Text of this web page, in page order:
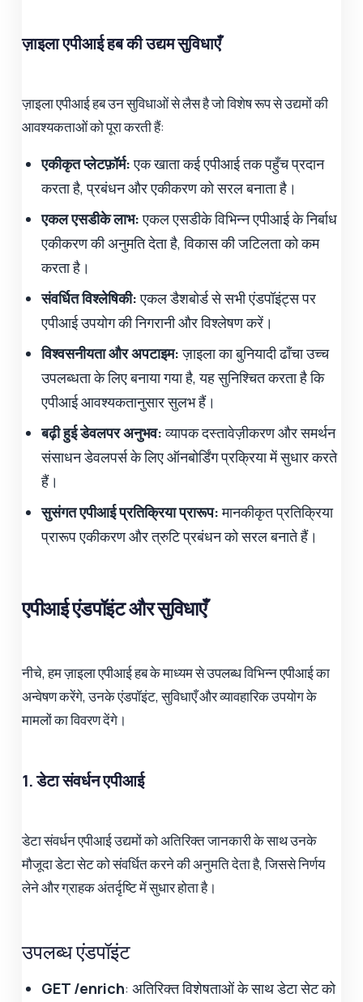
ज़ाइला एपीआई हब की उद्यम सुविधाएँ
ज़ाइला एपीआई हब उन सुविधाओं से लैस है जो विशेष रूप से उद्यमों की
आवश्यकताओं को पूरा करती हैं:
एकीकृत प्लेटफ़ॉर्म:एक खाता कई एपीआई तक पहुँच प्रदान
करता है, प्रबंधन और एकीकरण को सरल बनाता है।
एकल एसडीके लाभ:एकल एसडीके विभिन्न एपीआई के निर्बाध
एकीकरण की अनुमति देता है, विकास की जटिलता को कम
करता है।
संवर्धित विश्लेषिकी:एकल डैशबोर्ड से सभी एंडपॉइंट्स पर
एपीआई उपयोग की निगरानी और विश्लेषण करें।
विश्वसनीयता और अपटाइम:ज़ाइला का बुनियादी ढाँचा उच्च
उपलब्धता के लिए बनाया गया है, यह सुनिश्चित करता है कि
एपीआई आवश्यकतानुसार सुलभ हैं।
बढ़ी हुई डेवलपर अनुभव:व्यापक दस्तावेज़ीकरण और समर्थन
संसाधन डेवलपर्स के लिए ऑनबोर्डिंग प्रक्रिया में सुधार करते
हैं।
सुसंगत एपीआई प्रतिक्रिया प्रारूप:मानकीकृत प्रतिक्रिया
प्रारूप एकीकरण और त्रुटि प्रबंधन को सरल बनाते हैं।
एपीआई एंडपॉइंट और सुविधाएँ
नीचे, हम ज़ाइला एपीआई हब के माध्यम से उपलब्ध विभिन्न एपीआई का
अन्वेषण करेंगे, उनके एंडपॉइंट, सुविधाएँ और व्यावहारिक उपयोग के
मामलों का विवरण देंगे।
1. डेटा संवर्धन एपीआई
डेटा संवर्धन एपीआई उद्यमों को अतिरिक्त जानकारी के साथ उनके
मौजूदा डेटा सेट को संवर्धित करने की अनुमति देता है, जिससे निर्णय
लेने और ग्राहक अंतर्दृष्टि में सुधार होता है।
उपलब्ध एंडपॉइंट
GET /enrich: अतिरिक्त विशेषताओं के साथ डेटा सेट को